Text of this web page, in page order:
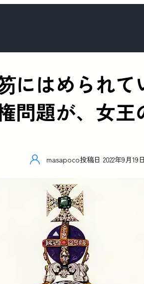
にはめられ
問題が、女
masapoco投稿日 2022年9月19